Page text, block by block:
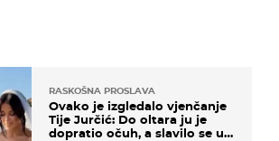
RASKOŠNA PROSLAVA
Ovako je izgledalo vjenčanje
Tije Jurčić: Do oltara ju je
dopratio očuh, a slavilo se uz